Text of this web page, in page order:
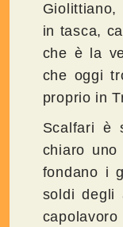
Giolittiano,
in tasca,
che è la
che oggi
proprio in
Scalfari è
chiaro
fondano i
soldi degli